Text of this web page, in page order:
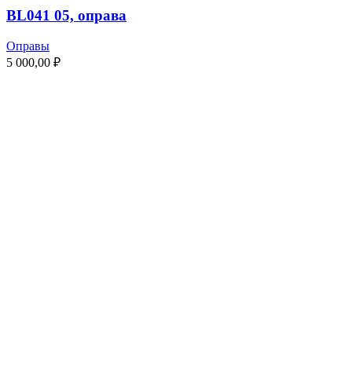
BL041 05, оправа
Оправы
5 000,00 ₽